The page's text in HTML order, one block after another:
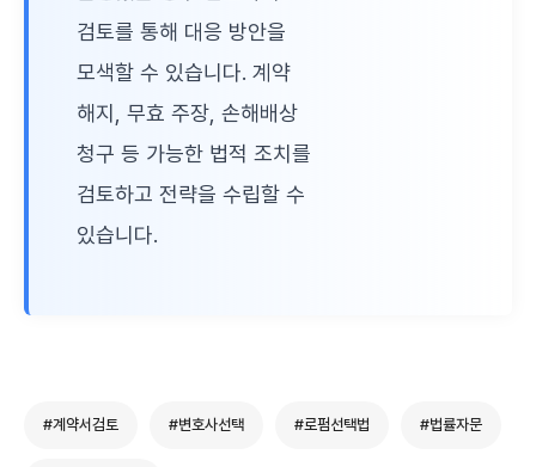
검토를 통해 대응 방안을
모색할 수 있습니다. 계약
해지, 무효 주장, 손해배상
청구 등 가능한 법적 조치를
검토하고 전략을 수립할 수
있습니다.
#계약서검토 #변호사선택 #로펌선택법 #법률자문